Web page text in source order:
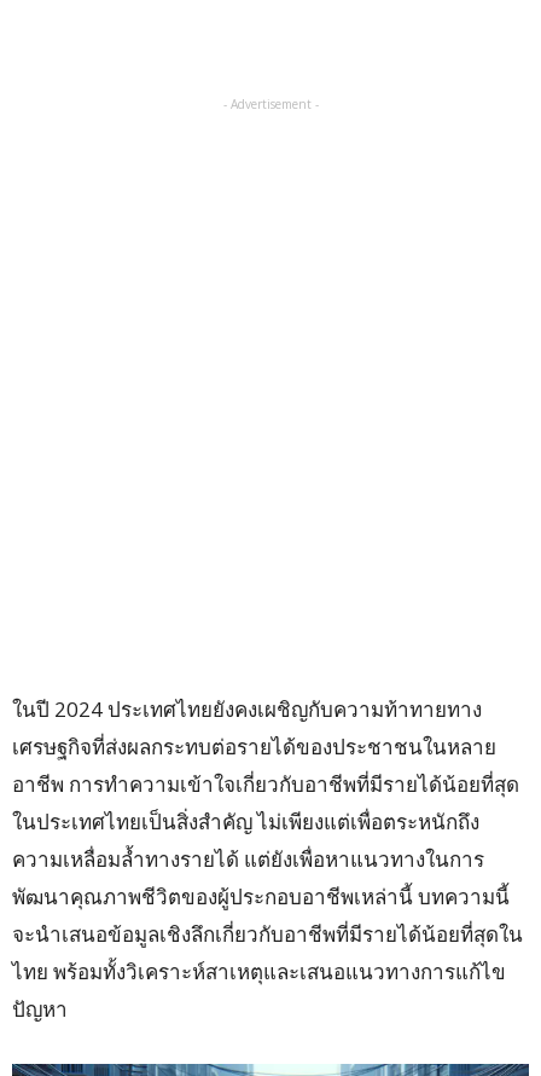
- Advertisement -
ในปี 2024 ประเทศไทยยังคงเผชิญกับความท้าทายทาง
เศรษฐกิจที่ส่งผลกระทบต่อรายได้ของประชาชนในหลาย
อาชีพ การทำความเข้าใจเกี่ยวกับอาชีพที่มีรายได้น้อยที่สุด
ในประเทศไทยเป็นสิ่งสำคัญ ไม่เพียงแต่เพื่อตระหนักถึง
ความเหลื่อมล้ำทางรายได้ แต่ยังเพื่อหาแนวทางในการ
พัฒนาคุณภาพชีวิตของผู้ประกอบอาชีพเหล่านี้ บทความนี้
จะนำเสนอข้อมูลเชิงลึกเกี่ยวกับอาชีพที่มีรายได้น้อยที่สุดใน
ไทย พร้อมทั้งวิเคราะห์สาเหตุและเสนอแนวทางการแก้ไข
ปัญหา